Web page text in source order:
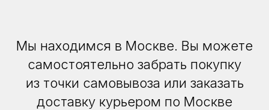
Мы находимся в Москве. Вы можете
самостоятельно забрать покупку
из точки самовывоза или заказать
доставку курьером по Москве